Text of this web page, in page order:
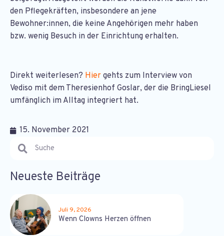
den Pflegekräften, insbesondere an jene
Bewohner:innen, die keine Angehörigen mehr haben
bzw. wenig Besuch in der Einrichtung erhalten.
Direkt weiterlesen? Hier gehts zum Interview von
Vediso mit dem Theresienhof Goslar, der die BringLiesel
umfänglich im Alltag integriert hat.
15. November 2021
Neueste Beiträge
Juli 9, 2026
Wenn Clowns Herzen öffnen